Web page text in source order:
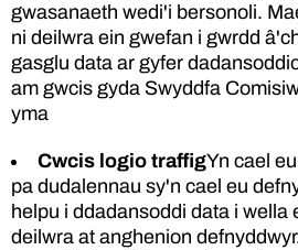
gwasanaeth wedi'i bersonoli.
ni deilwra ein gwefan i gwrdd
gasglu data ar gyfer
am gwcis gyda Swyddfa
yma
Cwcis logio traffigYn cael
pa dudalennau sy'n cael eu
helpu i ddadansoddi data i wella
deilwra at anghenion